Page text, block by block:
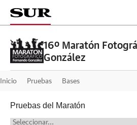
16º Maratón
González
Inicio Pruebas Bases
Pruebas del Maratón